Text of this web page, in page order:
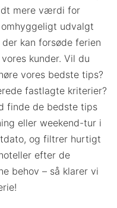
mere værdi for
udvalgt
kan forsøde ferien
kunder. Vil du
vores bedste tips?
fastlagte kriterier?
finde de bedste tips
eller weekend-tur i
og filtrer hurtigt
efter de
behov – så klarer vi